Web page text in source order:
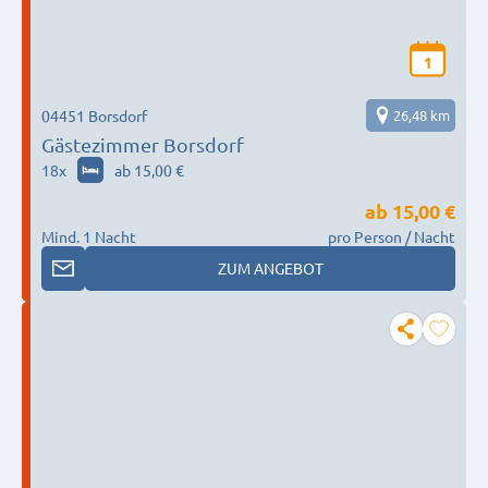
1
Gästezimmer Borsdorf
04451 Borsdorf 26,48 km
18x ab 15,00 €
Mind. 1 Nacht
ab 15,00 €
pro Person / Nacht
ZUM ANGEBOT